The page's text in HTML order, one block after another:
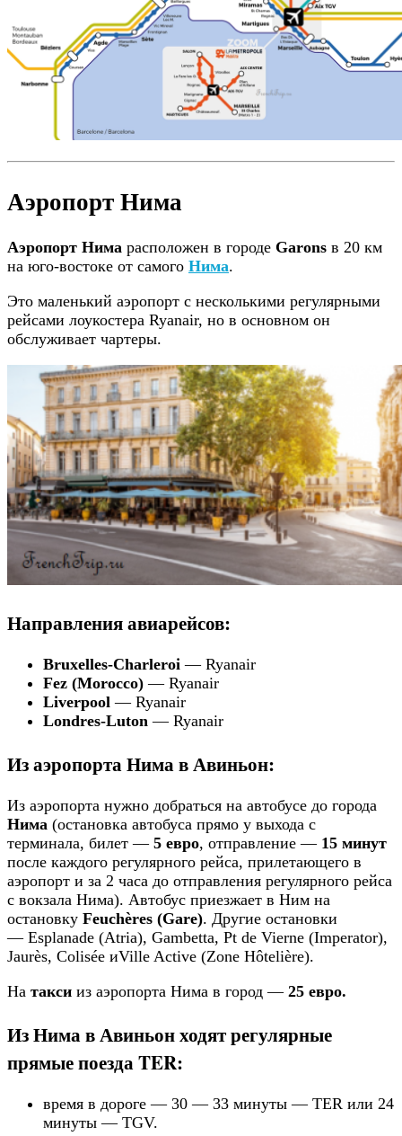
Аэропорт Нима
Аэропорт Нима расположен в городе Garons в 20 км
на юго-востоке от самого Нима.
Это маленький аэропорт с несколькими регулярными
рейсами лоукостера Ryanair, но в основном он
обслуживает чартеры.
Направления авиарейсов:
Bruxelles-Charleroi — Ryanair
Fez (Morocco) — Ryanair
Liverpool — Ryanair
Londres-Luton — Ryanair
Из аэропорта Нима в Авиньон:
Из аэропорта нужно добраться на автобусе до города
Нима (остановка автобуса прямо у выхода с
терминала, билет — 5 евро, отправление — 15 минут
после каждого регулярного рейса, прилетающего в
аэропорт и за 2 часа до отправления регулярного рейса
с вокзала Нима). Автобус приезжает в Ним на
остановку Feuchères (Gare). Другие остановки
— Esplanade (Atria), Gambetta, Pt de Vierne (Imperator),
Jaurès, Colisée иVille Active (Zone Hôtelière).
На такси из аэропорта Нима в город — 25 евро.
Из Нима в Авиньон ходят регулярные
прямые поезда TER:
время в дороге — 30 — 33 минуты — TER или 24
минуты — TGV.